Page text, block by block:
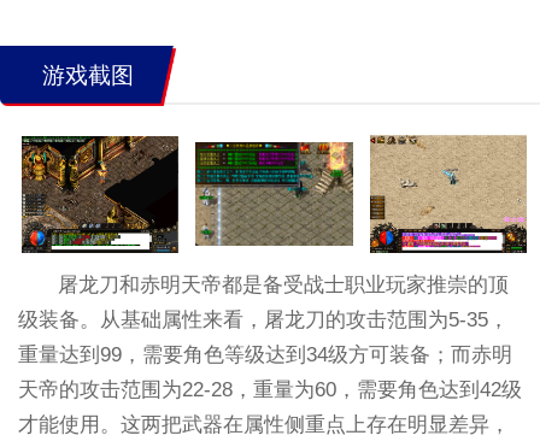
游戏截图
屠龙刀和赤明天帝都是备受战士职业玩家推崇的顶
级装备。从基础属性来看，屠龙刀的攻击范围为5-35，
重量达到99，需要角色等级达到34级方可装备；而赤明
天帝的攻击范围为22-28，重量为60，需要角色达到42级
才能使用。这两把武器在属性侧重点上存在明显差异，